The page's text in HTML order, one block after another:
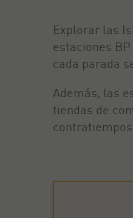
Explorar las
estaciones
cada parada
Además, las
tiendas de